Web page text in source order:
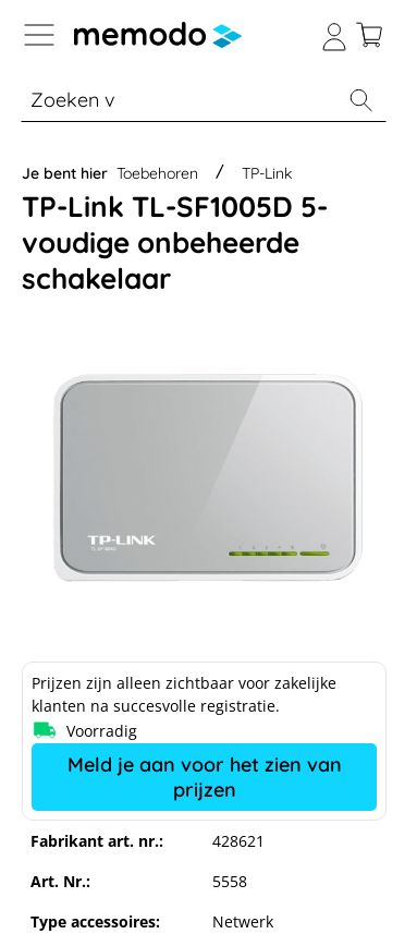
naar navigatie B2B-platform
% Sale Batterijopslag thuis
Je bent hier Toebehoren TP-Link
TP-Link TL-SF1005D 5-
voudige onbeheerde
schakelaar
Fabrikant art. nr.:
428621
Art. Nr.:
5558
Type accessoires:
Netwerk
Prijzen zijn alleen zichtbaar voor zakelijke
klanten na succesvolle registratie.
Voorradig
Meld je aan voor het zien van
prijzen